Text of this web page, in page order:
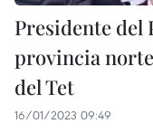
Presidente del
provincia
del Tet
16/01/2023 09:49